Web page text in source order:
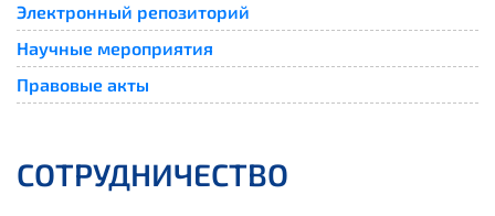
Электронный репозиторий
Научные мероприятия
Правовые акты
СОТРУДНИЧЕСТВО